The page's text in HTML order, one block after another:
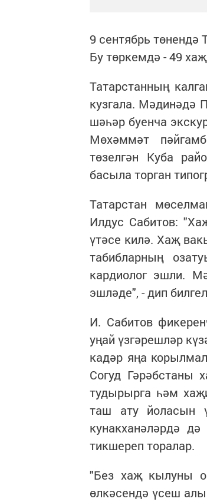
9 сентябрь төнендә
Бу төркемдә - 49
Татарстанның
кузгала. Мәдинәдә
шәһәр буенча
Мөхәммәт
төзелгән Куба
басыла торган
Татарстан
Илдус Сабитов:
үтәсе килә. Хаҗ
табибларның
кардиолог эшли.
эшләде", - дип
И. Сабитов
уңай үзгәрешләр
кадәр яңа
Согуд Гәрәбстаны
тудырырга һәм
таш ату йоласын
кунакханәләрдә
тикшереп торалар.
"Без хаҗ кылуны
өлкәсендә үсеш